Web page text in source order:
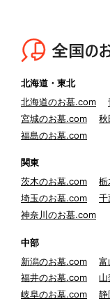
北海道・東北
北海道のお墓.com
宮城のお墓.com
秋
福島のお墓.com
関東
茨木のお墓.com
栃
埼玉のお墓.com
千
神奈川のお墓.com
中部
新潟のお墓.com
富
福井のお墓.com
岐阜のお墓.com
静